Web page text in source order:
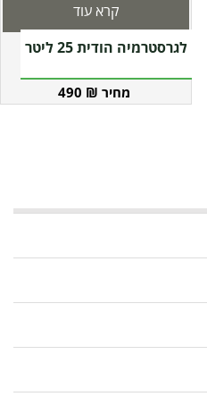
לגרסטרמיה הודית 25 ליטר
490 ₪
קרא עוד